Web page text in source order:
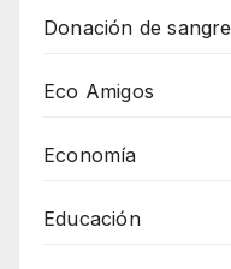
Donación de sangre
Eco Amigos
Economía
Educación